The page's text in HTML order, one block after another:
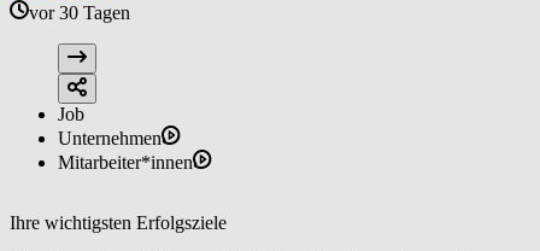
vor 30 Tagen
Job
Unternehmen
Mitarbeiter*innen
Ihre wichtigsten Erfolgsziele